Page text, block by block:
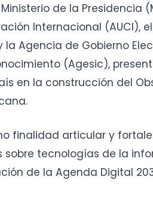
Ministerio de la Presidencia
Internacional (AUCI),
la Agencia de Gobierno
(Agesic),
en la construcción del
finalidad articular y
sobre tecnologías de la
de la Agenda Digital